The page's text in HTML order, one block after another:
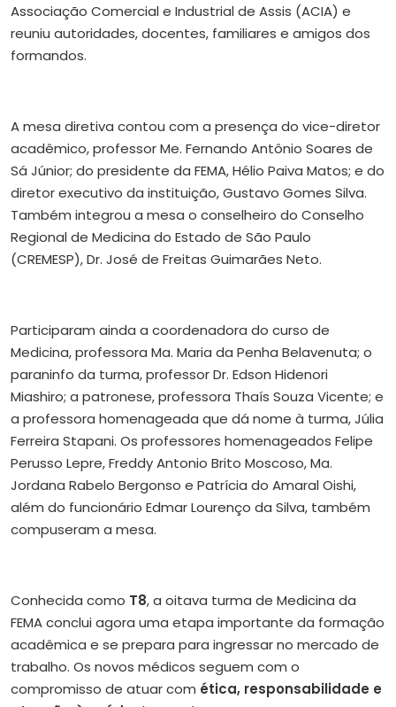
Associação Comercial e Industrial de Assis (ACIA) e
reuniu autoridades, docentes, familiares e amigos dos
formandos.
A mesa diretiva contou com a presença do vice-diretor
acadêmico, professor Me. Fernando Antônio Soares de
Sá Júnior; do presidente da FEMA, Hélio Paiva Matos; e do
diretor executivo da instituição, Gustavo Gomes Silva.
Também integrou a mesa o conselheiro do Conselho
Regional de Medicina do Estado de São Paulo
(CREMESP), Dr. José de Freitas Guimarães Neto.
Participaram ainda a coordenadora do curso de
Medicina, professora Ma. Maria da Penha Belavenuta; o
paraninfo da turma, professor Dr. Edson Hidenori
Miashiro; a patronese, professora Thaís Souza Vicente; e
a professora homenageada que dá nome à turma, Júlia
Ferreira Stapani. Os professores homenageados Felipe
Perusso Lepre, Freddy Antonio Brito Moscoso, Ma.
Jordana Rabelo Bergonso e Patrícia do Amaral Oishi,
além do funcionário Edmar Lourenço da Silva, também
compuseram a mesa.
Conhecida como T8, a oitava turma de Medicina da
FEMA conclui agora uma etapa importante da formação
acadêmica e se prepara para ingressar no mercado de
trabalho. Os novos médicos seguem com o
compromisso de atuar com ética, responsabilidade e